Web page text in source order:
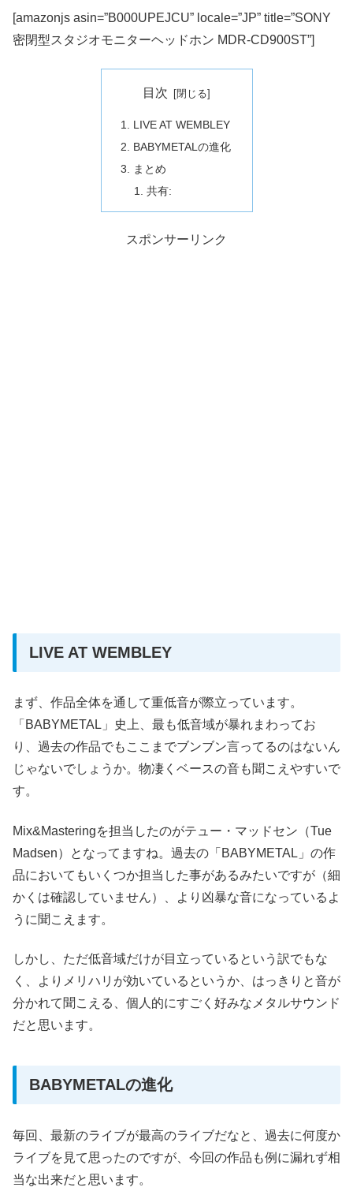
[amazonjs asin=”B000UPEJCU” locale=”JP” title=”SONY
密閉型スタジオモニターヘッドホン MDR-CD900ST”]
目次
LIVE AT WEMBLEY
BABYMETALの進化
まとめ
共有:
スポンサーリンク
LIVE AT WEMBLEY
まず、作品全体を通して重低音が際立っています。
「BABYMETAL」史上、最も低音域が暴れまわってお
り、過去の作品でもここまでブンブン言ってるのはないん
じゃないでしょうか。物凄くベースの音も聞こえやすいで
す。
Mix&Masteringを担当したのがテュー・マッドセン（Tue
Madsen）となってますね。過去の「BABYMETAL」の作
品においてもいくつか担当した事があるみたいですが（細
かくは確認していません）、より凶暴な音になっているよ
うに聞こえます。
しかし、ただ低音域だけが目立っているという訳でもな
く、よりメリハリが効いているというか、はっきりと音が
分かれて聞こえる、個人的にすごく好みなメタルサウンド
だと思います。
BABYMETALの進化
毎回、最新のライブが最高のライブだなと、過去に何度か
ライブを見て思ったのですが、今回の作品も例に漏れず相
当な出来だと思います。